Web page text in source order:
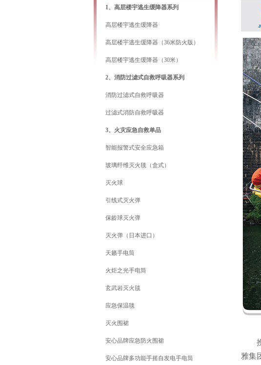
1、高层楼宇逃生缓降器系列
高层楼宇逃生缓降器
高层楼宇逃生缓降器（36米防火版）
高层楼宇逃生缓降器（30米）
2、消防过滤式自救呼吸器系列
消防过滤式自救呼吸器
过滤式消防自救呼吸器
3、火灾应急自救单品
智能报警式安全应急箱
玻璃纤维灭火毯（盒式）
灭火球
引线式灭火弹
保龄球灭火弹
灭火弹（日本进口）
天籁手电筒
火炬之光手电筒
玄武岩灭火毯
应急保温毯
灭火围裙
安心品牌应急防火围裙
安心品牌多功能手摇自发电手电筒
挽
雅集